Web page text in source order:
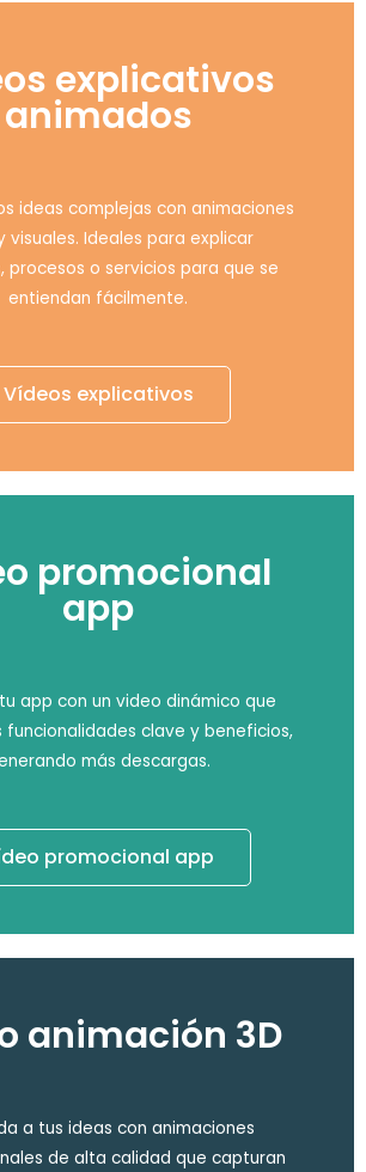
explicativos
animados
ideas complejas con animaciones
visuales. Ideales para explicar
procesos o servicios para que se
entiendan fácilmente.
Vídeos explicativos
promocional
app
app con un video dinámico que
funcionalidades clave y beneficios,
más descargas.
promocional app
animación 3D
a tus ideas con animaciones
de alta calidad que capturan